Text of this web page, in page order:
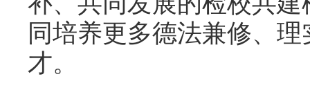
同培养更多德法兼修、
才。